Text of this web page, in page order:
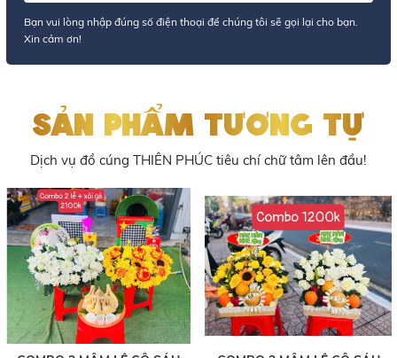
Bạn vui lòng nhập đúng số điện thoại để chúng tôi sẽ gọi lại cho bạn.
Xin cảm ơn!
SẢN PHẨM TƯƠNG TỰ
Dịch vụ đồ cúng THIÊN PHÚC tiêu chí chữ tâm lên đầu!